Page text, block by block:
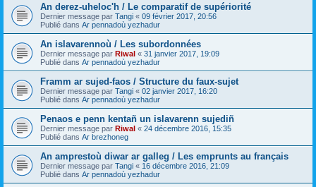
An derez-uheloc'h / Le comparatif de supériorité
Dernier message par Tangi « 09 février 2017, 20:56
Publié dans Ar pennadoù yezhadur
An islavarennoù / Les subordonnées
Dernier message par Riwal « 31 janvier 2017, 19:09
Publié dans Ar pennadoù yezhadur
Framm ar sujed-faos / Structure du faux-sujet
Dernier message par Tangi « 02 janvier 2017, 16:20
Publié dans Ar pennadoù yezhadur
Penaos e penn kentañ un islavarenn sujediñ
Dernier message par Riwal « 24 décembre 2016, 15:35
Publié dans Ar brezhoneg
An amprestoù diwar ar galleg / Les emprunts au français
Dernier message par Tangi « 16 décembre 2016, 21:09
Publié dans Ar pennadoù yezhadur